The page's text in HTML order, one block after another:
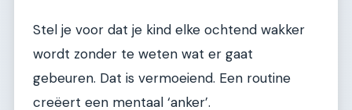
Stel je voor dat je kind elke ochtend wakker
wordt zonder te weten wat er gaat
gebeuren. Dat is vermoeiend. Een routine
creëert een mentaal ‘anker’.